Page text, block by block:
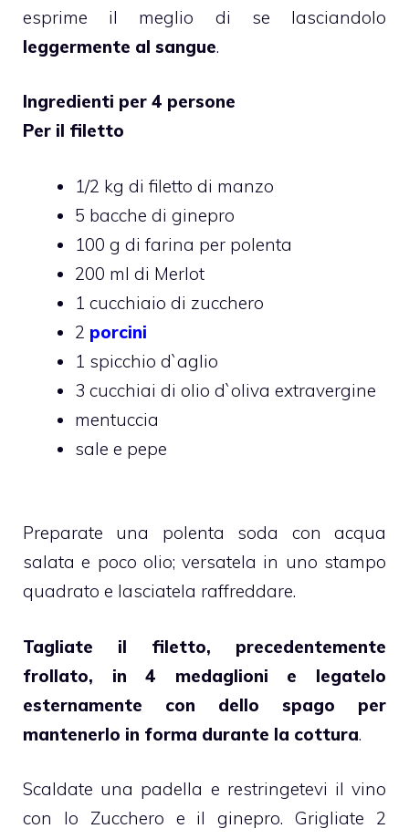
esprime il meglio di se lasciandolo
leggermente al sangue.
Ingredienti per 4 persone
Per il filetto
1/2 kg di filetto di manzo
5 bacche di ginepro
100 g di farina per polenta
200 ml di Merlot
1 cucchiaio di zucchero
2 porcini
1 spicchio d`aglio
3 cucchiai di olio d`oliva extravergine
mentuccia
sale e pepe
Preparate una polenta soda con acqua
salata e poco olio; versatela in uno stampo
quadrato e lasciatela raffreddare.
Tagliate il filetto, precedentemente
frollato, in 4 medaglioni e legatelo
esternamente con dello spago per
mantenerlo in forma durante la cottura.
Scaldate una padella e restringetevi il vino
con lo Zucchero e il ginepro. Grigliate 2